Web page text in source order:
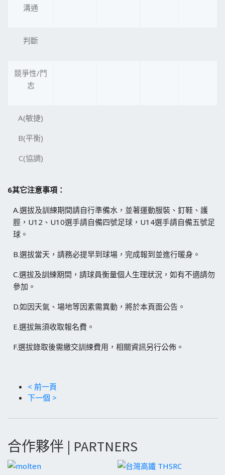
溝通
判斷
競爭性/鬥
志
A(敏捷)
B(平衡)
C(協調)
6其它注意事項：
A.選拔及訓練期間請自行準備水，並著運動服裝、釘鞋、護
脛，U12、U10選手請自備四號足球，U14選手請自備五號足
球。
B.選拔當天，請務必提早到球場，完成報到並進行暖身。
C.選拔及訓練期間，請球員衡量個人生理狀況，如有不適請勿
參加。
D.如因天氣、場地等因素需異動，將於本頁面公告。
E.選拔無須收取報名費。
F.選拔錄取後需繳交訓練費用，相關資訊另行公佈。
< 前一頁
下一個 >
合作夥伴 | PARTNERS